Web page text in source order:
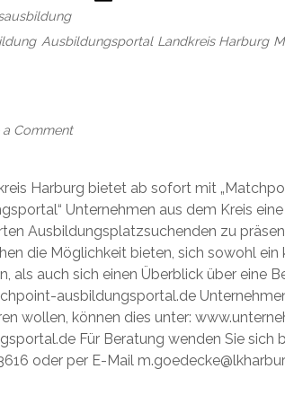
Ausbildungsportal Landkreis Harburg
a Comment
gestartet
Harburg bietet ab sofort mit
Unternehmen aus dem Kreis
Ausbildungsplatzsuchenden zu
die Möglichkeit bieten, sich sowohl ein
als auch sich einen Überblick über eine
ausbildungsportal.de
wollen, können dies unter:
Für Beratung wenden Sie sich
oder per E-Mail